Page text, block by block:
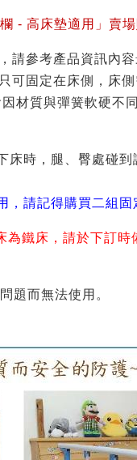
- 高床墊適用」賣
請參考產品資訊內
固定在床側，床
因材質與彈簧軟硬不
時，腿、臀處碰到
，請記得購買二組固
鐵床，請於下訂
題而無法使用。